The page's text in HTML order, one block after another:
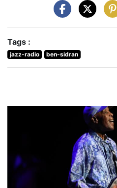
Tags :
jazz-radio ben-sidran